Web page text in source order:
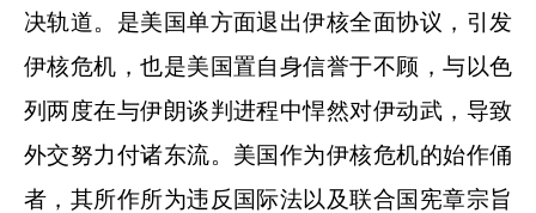
决轨道。是美国单方面退出伊核全面协议，引发
伊核危机，也是美国置自身信誉于不顾，与以色
列两度在与伊朗谈判进程中悍然对伊动武，导致
外交努力付诸东流。美国作为伊核危机的始作俑
者，其所作所为违反国际法以及联合国宪章宗旨